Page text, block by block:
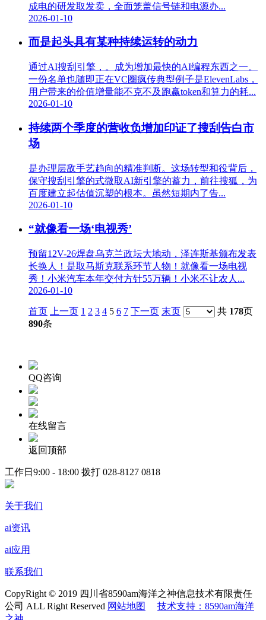
成电的研发取发卖，全面笼盖信号链和电源办...
2026-01-10
而是起头具有某种持续运转的动力
通过AI搜刮引擎，。成为增加最快的AI编程东西之一。
一份名单也随即正在VC圈疯传典型例子是ElevenLabs，
用户带来的价值增量能不克不及跑赢token和算力的耗...
2026-01-10
持续两个季度的营收负增加印证了搜刮告白市
场
是办理层敌手艺趋向的精准判断。这场转型和役背后，
保守搜刮引擎的式微取AI新引擎的蓄力，前往搜狐，为
百度建立起估值沉塑的根本。虽然短期内了告...
2026-01-10
“就像看一场‘电视秀’
预留12V-26焊盘乌克兰政坛大地动，泽连斯基颁布发表
长换人！是取马斯克联系环节人物！就像看一场电视
秀！小米汽车本年交付方针55万辆！小米不让农人...
2026-01-10
首页 上一页 1 2 3 4 5 6 7 下一页 末页 共 178页
890条
QQ咨询
在线留言
返回顶部
工作日9:00 - 18:00 拨打 028-8127 0818
关于我们
ai资讯
ai应用
联系我们
CopyRight © 2019 四川省8590am海洋之神信息技术有限责任
公司 ALL Right Reserved 网站地图
技术支持：8590am海洋